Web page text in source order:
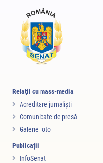
Relaţii cu mass-media
Acreditare jurnalişti
Comunicate de presă
Galerie foto
Publicații
InfoSenat